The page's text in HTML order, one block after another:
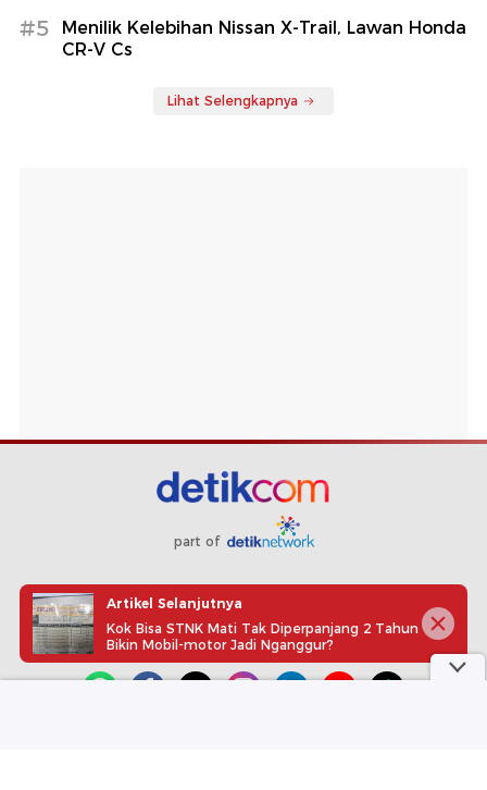
#5
Menilik Kelebihan Nissan X-Trail, Lawan Honda
CR-V Cs
Lihat Selengkapnya
part of
Redaksi Pedoman Media Siber Karir
Kotak Pos
Info Iklan
Privacy Policy Disclaimer
Artikel Selanjutnya
Kok Bisa STNK Mati Tak Diperpanjang 2 Tahun
Bikin Mobil-motor Jadi Nganggur?